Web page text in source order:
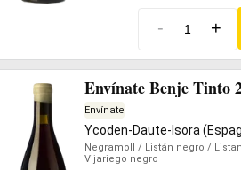
- +
Envínate Benje Tinto
Envínate
Ycoden-Daute-Isora
Negramoll / Listán negro /
Vijariego negro